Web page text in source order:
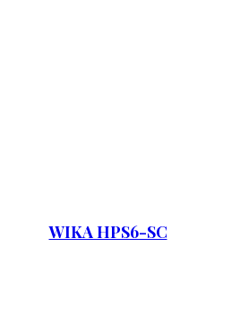
WIKA HPS6-SC